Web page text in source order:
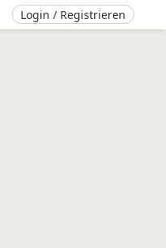
Login / Registrieren